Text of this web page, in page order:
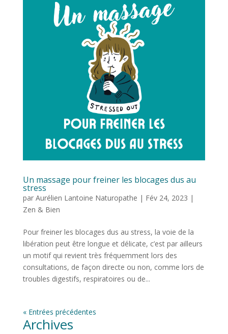
Un massage pour freiner les blocages dus au
stress
par Aurélien Lantoine Naturopathe | Fév 24, 2023 |
Zen & Bien
Pour freiner les blocages dus au stress, la voie de la
libération peut être longue et délicate, c’est par ailleurs
un motif qui revient très fréquemment lors des
consultations, de façon directe ou non, comme lors de
troubles digestifs, respiratoires ou de...
« Entrées précédentes
Archives